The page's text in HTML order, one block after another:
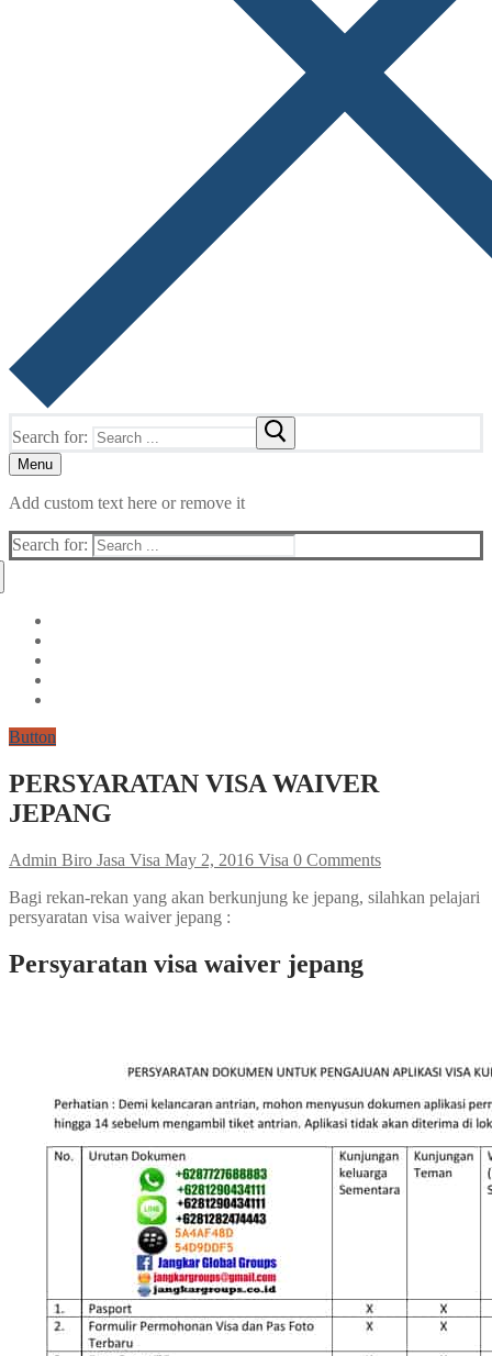
Search for:
Menu
Add custom text here or remove it
Search for:
Button
PERSYARATAN VISA WAIVER
JEPANG
Admin Biro Jasa Visa May 2, 2016 Visa 0 Comments
Bagi rekan-rekan yang akan berkunjung ke jepang, silahkan pelajari
persyaratan visa waiver jepang :
Persyaratan visa waiver jepang